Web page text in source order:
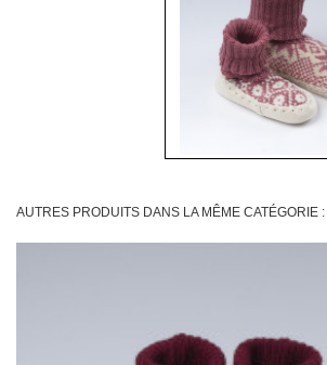
AUTRES PRODUITS DANS LA MÊME CATÉGORIE :